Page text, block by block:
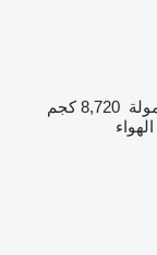
8,720 كجم